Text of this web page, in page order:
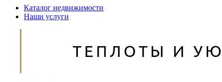
Каталог недвижимости
Наши услуги